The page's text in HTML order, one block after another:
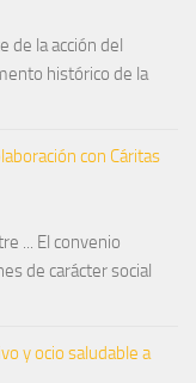
de la acción del
histórico de la
con Cáritas
... El convenio
de carácter social
y ocio saludable a